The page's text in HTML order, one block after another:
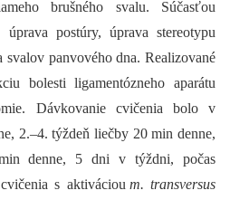
brušného svalu. Súčasťou
postúry, úprava stereotypu
panvového dna. Realizované
bolesti ligamentózneho aparátu
Dávkovanie cvičenia bolo v
2.–4. týždeň liečby 20 min denne,
denne, 5 dni v týždni, počas
s aktiváciou m. transversus